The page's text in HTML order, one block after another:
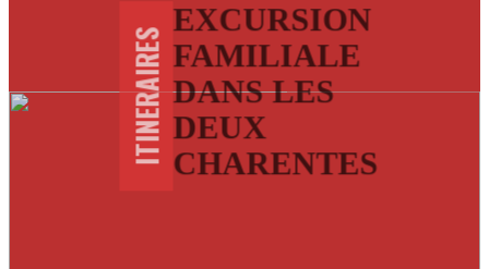
ITINERAIRES
EXCURSION
FAMILIALE
DANS LES
DEUX
CHARENTES